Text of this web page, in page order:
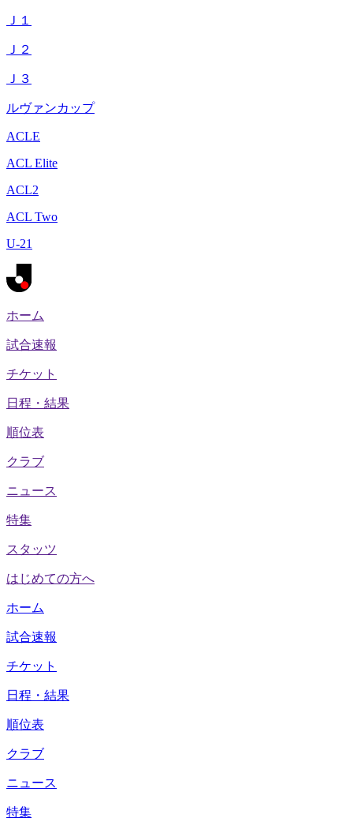
Ｊ１
Ｊ２
Ｊ３
ルヴァンカップ
ACLE
ACL Elite
ACL2
ACL Two
U-21
ホーム
試合速報
チケット
日程・結果
順位表
クラブ
ニュース
特集
スタッツ
はじめての方へ
ホーム
試合速報
チケット
日程・結果
順位表
クラブ
ニュース
特集